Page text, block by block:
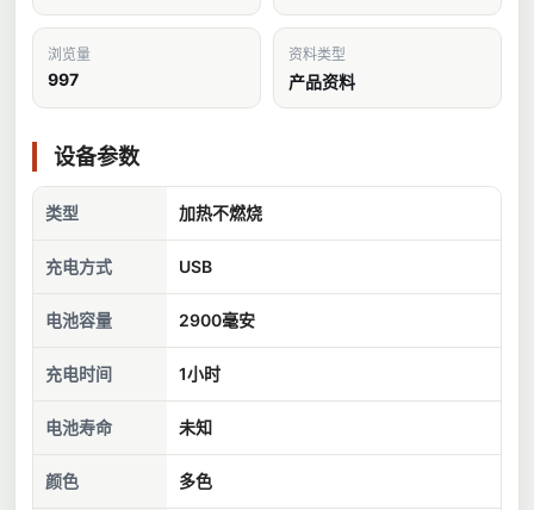
浏览量
997
资料类型
产品资料
设备参数
类型 加热不燃烧
充电方式 USB
电池容量 2900毫安
充电时间 1小时
电池寿命 未知
颜色 多色